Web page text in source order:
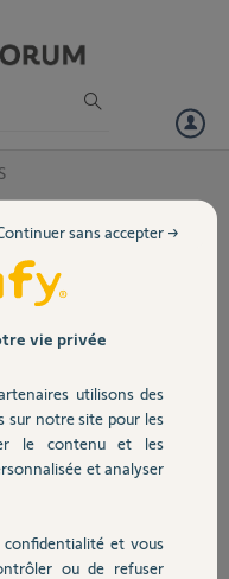
V400
moniteur visiophone
Existe-t-il un
discussion
vie privée
utilisons des
sur notre site pour les
le contenu et les
et analyser
et vous
ou de refuser
sans accepter →